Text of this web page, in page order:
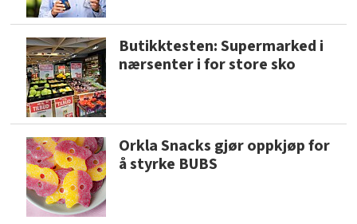
Butikktesten: Supermarked i
nærsenter i for store sko
Orkla Snacks gjør oppkjøp for
å styrke BUBS